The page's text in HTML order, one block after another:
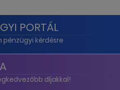
PORTÁL
pénzügyi kérdésre
díjakkal!